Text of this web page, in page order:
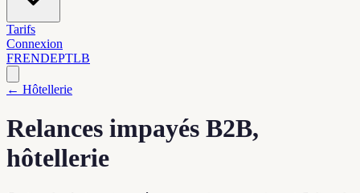
Tarifs
Connexion
FRENDEPTLB
← Hôtellerie
Relances impayés B2B,
hôtellerie